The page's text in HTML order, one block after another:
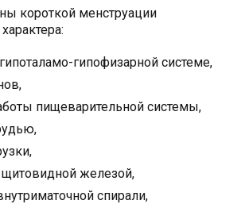
короткой менструации
гипофизарной системе,
пищеварительной системы,
железой,
спирали,